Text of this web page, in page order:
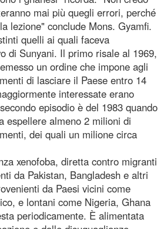
mai più quegli errori, perché
lezione" conclude Mons. Gyamfi.
quelli ai quali faceva
di Sunyani. Il primo risale al 1969,
un ordine che impone agli
di lasciare il Paese entro 14
interessate erano
episodio è del 1983 quando
espellere almeno 2 milioni di
dei quali un milione circa
xenofoba, diretta contro migranti
da Pakistan, Bangladesh e altri
da Paesi vicini come
e lontani come Nigeria, Ghana
periodicamente. È alimentata